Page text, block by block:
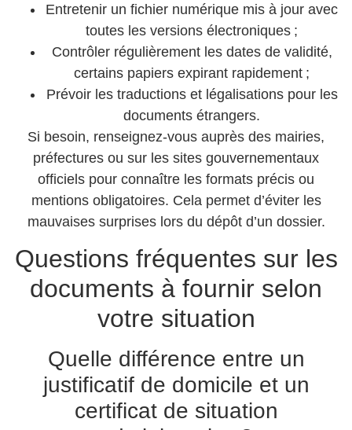
Entretenir un fichier numérique mis à jour avec
toutes les versions électroniques ;
Contrôler régulièrement les dates de validité,
certains papiers expirant rapidement ;
Prévoir les traductions et légalisations pour les
documents étrangers.
Si besoin, renseignez-vous auprès des mairies,
préfectures ou sur les sites gouvernementaux
officiels pour connaître les formats précis ou
mentions obligatoires. Cela permet d’éviter les
mauvaises surprises lors du dépôt d’un dossier.
Questions fréquentes sur les
documents à fournir selon
votre situation
Quelle différence entre un
justificatif de domicile et un
certificat de situation